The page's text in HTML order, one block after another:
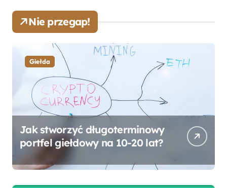
Nie przegap!
Giełda
Jak stworzyć długoterminowy
portfel giełdowy na 10-20 lat?